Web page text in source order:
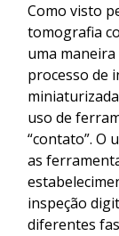
Como visto
tomografia
uma
processo de
uso de
“contato”. O
as
inspeção
diferentes